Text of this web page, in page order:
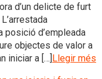
d’un delicte de furt
posició d’empleada
objectes de valor a
iniciar a […]Llegir més